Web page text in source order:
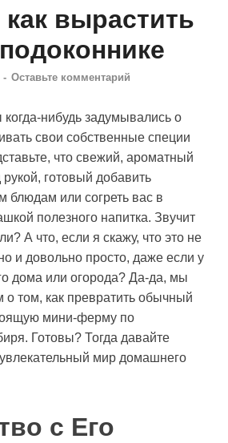
вырастить
- Оставьте комментарий
когда-нибудь задумывались о
свои собственные специи
что свежий, ароматный
готовый добавить
блюдам или согреть вас в
полезного напитка. Звучит
А что, если я скажу, что это не
и довольно просто, даже если у
дома или огорода? Да-да, мы
о том, как превратить обычный
мини-ферму по
Готовы? Тогда давайте
увлекательный мир домашнего
с Его